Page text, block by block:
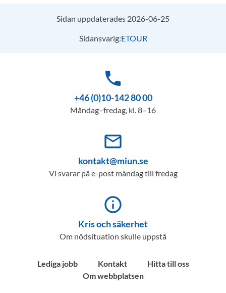
Sidan uppdaterades 2026-06-25
Sidansvarig:ETOUR
phone
+46 (0)10-142 80 00
Måndag–fredag, kl. 8–16
mail_outline
kontakt@miun.se
Vi svarar på e-post måndag till fredag
info_outline
Kris och säkerhet
Om nödsituation skulle uppstå
Lediga jobb Kontakt
Hitta till oss
Om webbplatsen